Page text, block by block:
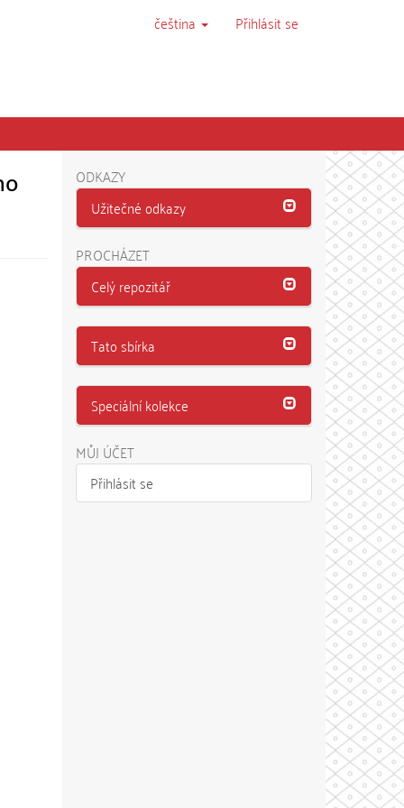
čeština Přihlásit se
ODKAZY
Užitečné odkazy
PROCHÁZET
Celý repozitář
Tato sbírka
Speciální kolekce
MŮJ ÚČET
Přihlásit se